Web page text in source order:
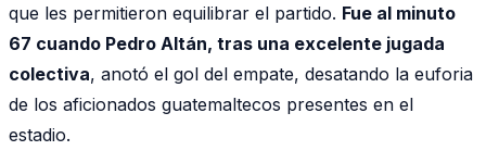
que les permitieron equilibrar el partido. Fue al minuto
67 cuando Pedro Altán, tras una excelente jugada
colectiva, anotó el gol del empate, desatando la euforia
de los aficionados guatemaltecos presentes en el
estadio.